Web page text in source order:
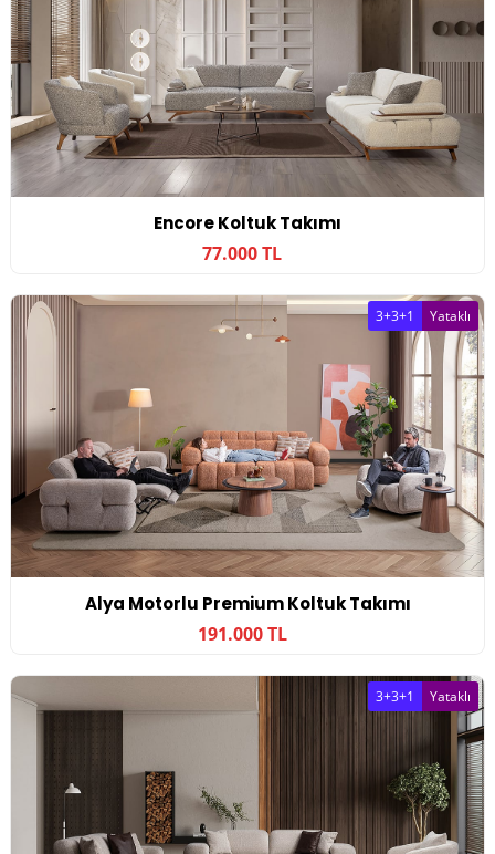
Encore Koltuk Takımı
77.000 TL
Alya Motorlu Premium Koltuk Takımı
191.000 TL
3+3+1 Yataklı
3+3+1 Yataklı